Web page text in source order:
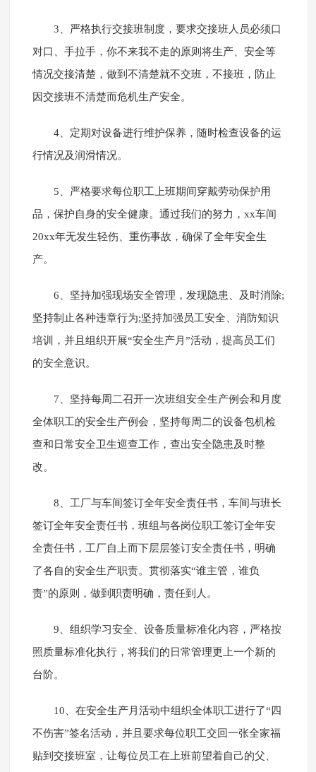
3、严格执行交接班制度，要求交接班人员必须口
对口、手拉手，你不来我不走的原则将生产、安全等
情况交接清楚，做到不清楚就不交班，不接班，防止
因交接班不清楚而危机生产安全。
4、定期对设备进行维护保养，随时检查设备的运
行情况及润滑情况。
5、严格要求每位职工上班期间穿戴劳动保护用
品，保护自身的安全健康。通过我们的努力，xx车间
20xx年无发生轻伤、重伤事故，确保了全年安全生
产。
6、坚持加强现场安全管理，发现隐患、及时消除;
坚持制止各种违章行为;坚持加强员工安全、消防知识
培训，并且组织开展“安全生产月”活动，提高员工们
的安全意识。
7、坚持每周二召开一次班组安全生产例会和月度
全体职工的安全生产例会，坚持每周二的设备包机检
查和日常安全卫生巡查工作，查出安全隐患及时整
改。
8、工厂与车间签订全年安全责任书，车间与班长
签订全年安全责任书，班组与各岗位职工签订全年安
全责任书，工厂自上而下层层签订安全责任书，明确
了各自的安全生产职责。贯彻落实“谁主管，谁负
责”的原则，做到职责明确，责任到人。
9、组织学习安全、设备质量标准化内容，严格按
照质量标准化执行，将我们的日常管理更上一个新的
台阶。
10、在安全生产月活动中组织全体职工进行了“四
不伤害”签名活动，并且要求每位职工交回一张全家福
贴到交接班室，让每位员工在上班前望着自己的父、